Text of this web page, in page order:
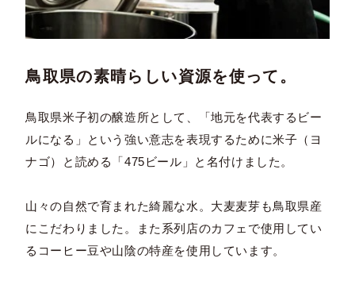
鳥取県の素晴らしい資源を使って。
鳥取県米子初の醸造所として、「地元を代表するビー
ルになる」という強い意志を表現するために米子（ヨ
ナゴ）と読める「475ビール」と名付けました。
山々の自然で育まれた綺麗な水。大麦麦芽も鳥取県産
にこだわりました。また系列店のカフェで使用してい
るコーヒー豆や山陰の特産を使用しています。